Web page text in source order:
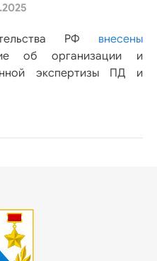
РФ внесены
об организации и
экспертизы ПД и